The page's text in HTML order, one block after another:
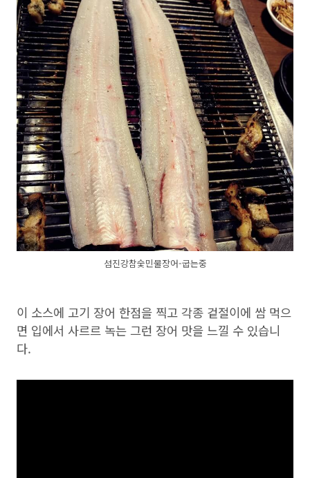
섬진강참숯민물장어-굽는중
이 소스에 고기 장어 한점을 찍고 각종 겉절이에 쌈 먹으
면 입에서 사르르 녹는 그런 장어 맛을 느낄 수 있습니
다.